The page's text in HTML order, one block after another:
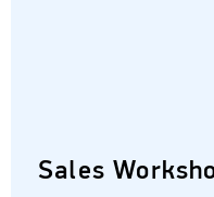
Sales